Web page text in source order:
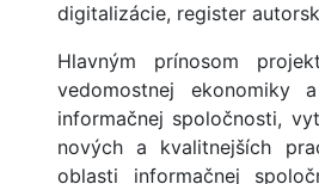
digitalizácie, register
Hlavným prínosom
vedomostnej ekonomiky
informačnej spoločnosti,
nových a kvalitnejších
oblasti informačnej